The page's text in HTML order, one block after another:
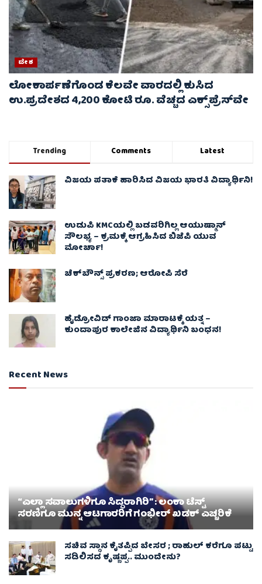
ದೇಶ
ಲೋಕಾರ್ಪಣೆಗೊಂಡ ಕೆಲವೇ ವಾರದಲ್ಲಿ ಕುಸಿದ
ಉ.ಪ್ರದೇಶದ 4,200 ಕೋಟಿ ರೂ. ವೆಚ್ಚದ ಎಕ್ಸ್‌ಪ್ರೆಸ್‌ವೇ
Trending Comments Latest
ವಿಜಯ ಪತಾಕೆ ಹಾರಿಸಿದ ವಿಜಯ ಭಾರತಿ ವಿದ್ಯಾರ್ಥಿನಿ!
ಉಡುಪಿ KMCಯಲ್ಲಿ ಬಡವರಿಗಿಲ್ಲ ಆಯುಷ್ಮಾನ್
ಸೌಲಭ್ಯ – ಕ್ರಮಕ್ಕೆ ಆಗ್ರಹಿಸಿದ ಬಿಜೆಪಿ ಯುವ
ಮೋರ್ಚಾ!
ಚೆಕ್​ಬೌನ್ಸ್​ ಪ್ರಕರಣ; ಆರೋಪಿ ಸೆರೆ
ಹೈಡ್ರೋವಿಡ್ ಗಾಂಜಾ ಮಾರಾಟಕ್ಕೆ ಯತ್ನ –
ಕುಂದಾಪುರ ಕಾಲೇಜಿನ ವಿದ್ಯಾರ್ಥಿನಿ ಬಂಧನ!
Recent News
“ಎಲ್ಲಾ ಸವಾಲುಗಳಿಗೂ ಸಿದ್ಧರಾಗಿರಿ” : ಲಂಕಾ ಟೆಸ್ಟ್
ಸರಣಿಗೂ ಮುನ್ನ ಆಟಗಾರರಿಗೆ ಗಂಭೀರ್ ಖಡಕ್ ಎಚ್ಚರಿಕೆ
ಸಚಿವ ಸ್ಥಾನ ಕೈತಪ್ಪಿದ ಬೇಸರ ; ರಾಹುಲ್ ಕರೆಗೂ ಪಟ್ಟು
ಸಡಿಲಿಸದ ಕೃಷ್ಣಪ್ಪ.. ಮುಂದೇನು?